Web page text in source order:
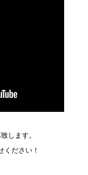
します。
ください！